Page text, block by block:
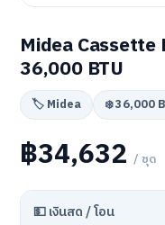
Midea Cassette
36,000 BTU
🏷️ Midea ❄️ 36,000
฿34,632 / ชุด
💵 เงินสด / โอน